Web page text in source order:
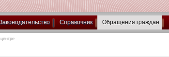
Справочник Обращения граждан